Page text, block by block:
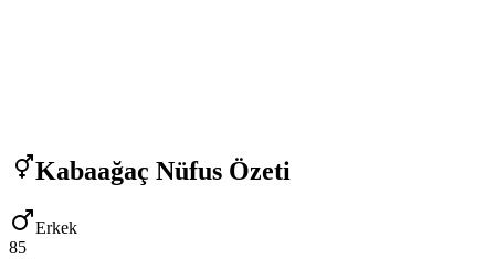
Kabaağaç Nüfus Özeti
Erkek
85